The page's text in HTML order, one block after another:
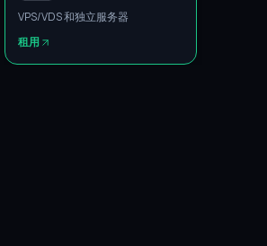
VPS/VDS 和独立服务器
租用